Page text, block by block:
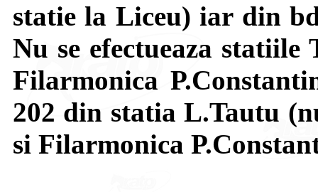
statie la Liceu) iar din
Nu se efectueaza statiile
Filarmonica
202 din statia L.Tautu
si Filarmonica